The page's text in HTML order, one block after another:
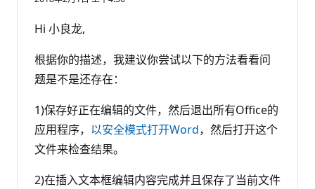
Hi 小良龙,
根据你的描述，我建议你尝试以下的方法看看问
题是不是还存在：
1)保存好正在编辑的文件，然后退出所有Office的
应用程序， 以安全模式打开Word，然后打开这个
文件来检查结果。
2)在插入文本框编辑内容完成并且保存了当前文件